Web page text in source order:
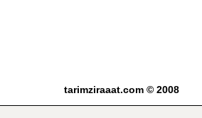
tarimziraaat.com © 2008